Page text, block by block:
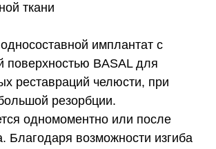
ткани
имплантат с
поверхностью BASAL для
реставраций челюсти, при
резорбции.
одномоментно или после
Благодаря возможности изгиба